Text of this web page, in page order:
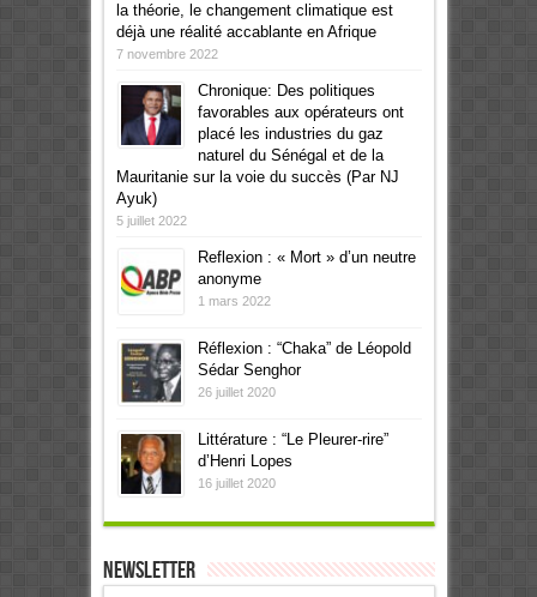
la théorie, le changement climatique est
déjà une réalité accablante en Afrique
7 novembre 2022
Chronique: Des politiques
favorables aux opérateurs ont
placé les industries du gaz
naturel du Sénégal et de la
Mauritanie sur la voie du succès (Par NJ
Ayuk)
5 juillet 2022
Reflexion : « Mort » d’un neutre
anonyme
1 mars 2022
Réflexion : “Chaka” de Léopold
Sédar Senghor
26 juillet 2020
Littérature : “Le Pleurer-rire”
d’Henri Lopes
16 juillet 2020
Newsletter